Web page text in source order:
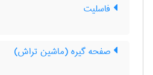
فاسلیت
صفحه گیره (ماشین تراش)